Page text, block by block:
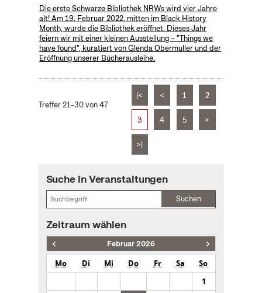
Die erste Schwarze Bibliothek NRWs wird vier Jahre
alt! Am 19. Februar 2022, mitten im Black History
Month, wurde die Bibliothek eröffnet. Dieses Jahr
feiern wir mit einer kleinen Ausstellung – "Things we
have found", kuratiert von Glenda Obermuller und der
Eröffnung unserer Bücherausleihe.
Treffer 21–30 von 47
|< < 1 2
3 4 5 >
>|
Suche in Veranstaltungen
Suchen
Zeitraum wählen
Februar 2026
Mo Di Mi Do Fr Sa
So
1